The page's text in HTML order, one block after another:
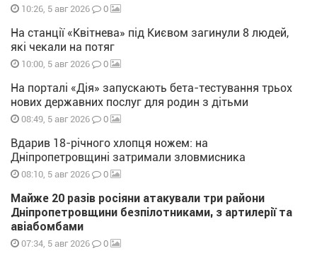
10:26, 5 авг 2026 0
На станції «Квітнева» під Києвом загинули 8 людей,
які чекали на потяг
10:00, 5 авг 2026 0
На порталі «Дія» запускають бета-тестування трьох
нових державних послуг для родин з дітьми
08:49, 5 авг 2026 0
Вдарив 18-річного хлопця ножем: на
Дніпропетровщині затримали зловмисника
08:10, 5 авг 2026 0
Майже 20 разів росіяни атакували три райони
Дніпропетровщини безпілотниками, з артилерії та
авіабомбами
07:34, 5 авг 2026 0